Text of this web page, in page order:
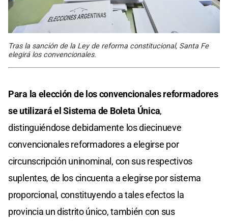
Tras la sanción de la Ley de reforma constitucional, Santa Fe
elegirá los convencionales.
Para la elección de los convencionales reformadores
se utilizará el Sistema de Boleta Única,
distinguiéndose debidamente los diecinueve
convencionales reformadores a elegirse por
circunscripción uninominal, con sus respectivos
suplentes, de los cincuenta a elegirse por sistema
proporcional, constituyendo a tales efectos la
provincia un distrito único, también con sus